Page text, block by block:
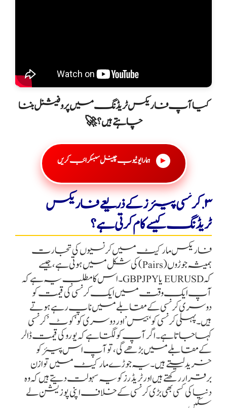
کیا آپ فاریکس ٹریڈنگ میں پروفیشنل بننا
چاہتے ہیں؟ 🚀
▶ ہمارا یوٹیوب چینل سبسکرائب کریں
۳. کرنسی پیئرز کے ذریعے فاریکس
ٹریڈنگ کیسے کام کرتی ہے؟
فاریکس مارکیٹ میں کرنسیوں کی تجارت
ہمیشہ جوڑوں (Pairs) کی شکل میں ہوتی ہے، جیسے
کہ EURUSD یا GBPJPY۔ اس کا مطلب یہ ہے کہ
آپ ایک وقت میں ایک کرنسی کی قیمت کو
دوسری کرنسی کے مقابلے میں ناپ رہے ہوتے
ہیں۔ پہلی کرنسی کو ‘بیس’ اور دوسری کو ‘کوٹ’ کرنسی
کہا جاتا ہے۔ اگر آپ کو لگتا ہے کہ یورو کی قیمت ڈالر
کے مقابلے میں بڑھے گی، تو آپ اس پیئر کو
خرید لیتے ہیں۔ یہ جوڑے مارکیٹ میں توازن
برقرار رکھتے ہیں اور ٹریڈرز کو یہ سہولت دیتے ہیں کہ وہ
دنیا کی کسی بھی بڑی کرنسی کے خلاف اپنی پوزیشن لے